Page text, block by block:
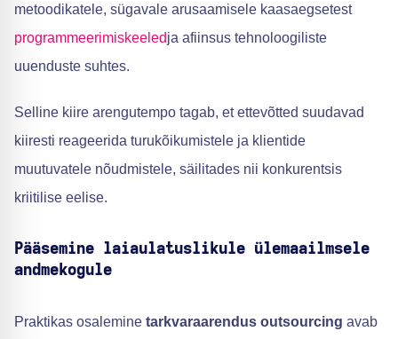
metoodikatele, sügavale arusaamisele kaasaegsetest
programmeerimiskeeledja afiinsus tehnoloogiliste
uuenduste suhtes.
Selline kiire arengutempo tagab, et ettevõtted suudavad
kiiresti reageerida turukõikumistele ja klientide
muutuvatele nõudmistele, säilitades nii konkurentsis
kriitilise eelise.
Pääsemine laiaulatuslikule ülemaailmsele
andmekogule
Praktikas osalemine tarkvaraarendus outsourcing avab